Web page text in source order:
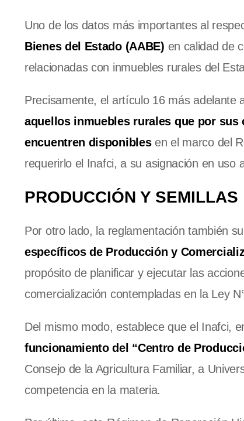
Uno de los datos más importantes al
Bienes del Estado (AABE) en calidad de
relacionadas con inmuebles rurales del
Precisamente, el artículo 16 más adelante
aquellos inmuebles rurales que por
encuentren disponiblesen el marco del
requerirlo el Inafci, a su asignación en uso
PRODUCCIÓN Y SEMILLAS
Por otro lado, la reglamentación también
específicos de Producción y
propósito de planificar y ejecutar las
comercialización contempladas en la Ley
Del mismo modo, establece que el Inafci,
funcionamiento del “Centro de
Consejo de la Agricultura Familiar, a
competencia en la materia.